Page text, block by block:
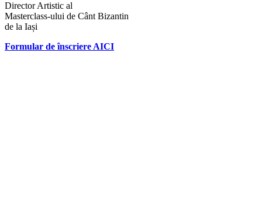
Director Artistic al
Masterclass-ului de Cânt Bizantin
de la Iași
Formular de înscriere AICI